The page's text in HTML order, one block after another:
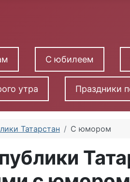
С юбилеем
утра Праздники
Татарстан С юмором